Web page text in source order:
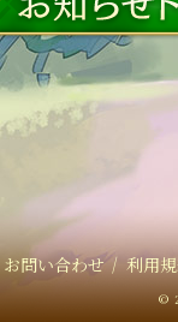
お問い合わせ｜ 利用
©